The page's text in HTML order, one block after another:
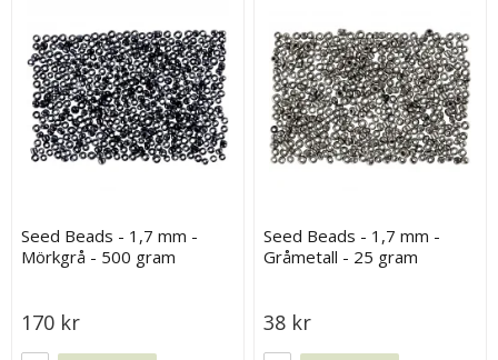
Seed Beads - 1,7 mm -
Mörkgrå - 500 gram
170 kr
Seed Beads - 1,7 mm -
Gråmetall - 25 gram
38 kr